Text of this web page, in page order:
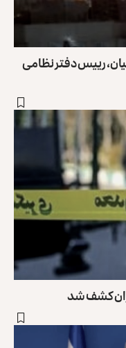
رییس‌ دفتر نظامی
کشف شد